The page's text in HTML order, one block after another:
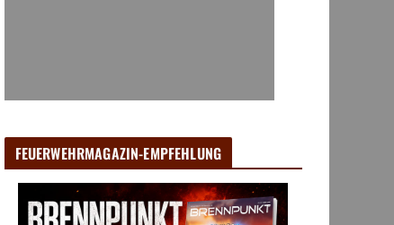
FEUERWEHRMAGAZIN-EMPFEHLUNG